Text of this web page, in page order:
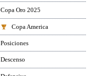
Copa Oro 2025
Copa America
Posiciones
Descenso